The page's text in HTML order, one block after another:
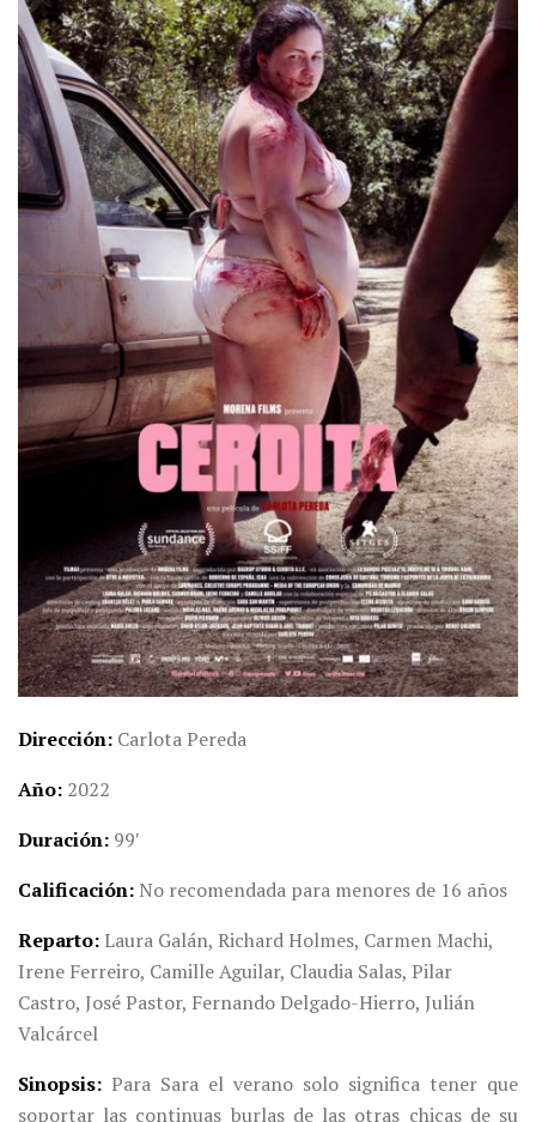
Dirección Carlota Pereda
Año 2022
Duración 99′
Calificación No recomendada para menores de 16 años
Reparto Laura Galán, Richard Holmes, Carmen Machi,
Irene Ferreiro, Camille Aguilar, Claudia Salas, Pilar
Castro, José Pastor, Fernando Delgado-Hierro, Julián
Valcárcel
Sinopsis Para Sara el verano solo significa tener que
soportar las continuas burlas de las otras chicas de su